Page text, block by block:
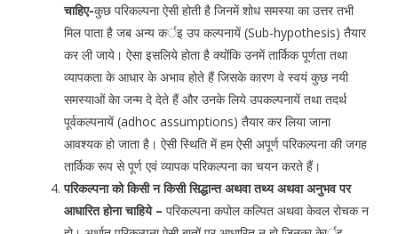
चाहिए-कुछ परिकल्पना ऐसी होती है जिनमें शोध समस्या का उत्तर तभी
मिल पाता है जब अन्य कर्इ उप कल्पनायें (Sub-hypothesis) तैयार
कर ली जाये। ऐसा इसलिये होता है क्योंकि उनमें तार्किक पूर्णता तथा
व्यापकता के आधार के अभाव होते हैं जिसके कारण वे स्वयं कुछ नयी
समस्याओं केा जन्म दे देते हैं और उनके लिये उपकल्पनायें तथा तदर्थ
पूर्वकल्पनायें (adhoc assumptions) तैयार कर लिया जाना
आवश्यक हो जाता है। ऐसी स्थिति में हम ऐसी अपूर्ण परिकल्पना की जगह
तार्किक रूप से पूर्ण एवं व्यापक परिकल्पना का चयन करते हैं।
परिकल्पना को किसी न किसी सिद्धान्त अथवा तथ्य अथवा अनुभव पर
आधारित होना चाहिये – परिकल्पना कपोल कल्पित अथवा केवल रोचक न